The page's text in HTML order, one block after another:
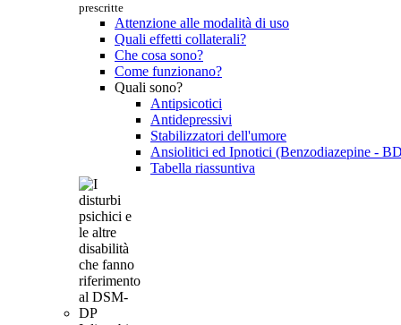
prescritte
Attenzione alle modalità di uso
Quali effetti collaterali?
Che cosa sono?
Come funzionano?
Quali sono?
Antipsicotici
Antidepressivi
Stabilizzatori dell'umore
Ansiolitici ed Ipnotici (Benzodiazepine -
Tabella riassuntiva